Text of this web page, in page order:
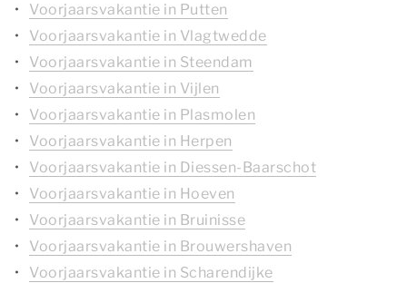
Voorjaarsvakantie in Putten
Voorjaarsvakantie in Vlagtwedde
Voorjaarsvakantie in Steendam
Voorjaarsvakantie in Vijlen
Voorjaarsvakantie in Plasmolen
Voorjaarsvakantie in Herpen
Voorjaarsvakantie in Diessen-Baarschot
Voorjaarsvakantie in Hoeven
Voorjaarsvakantie in Bruinisse
Voorjaarsvakantie in Brouwershaven
Voorjaarsvakantie in Scharendijke